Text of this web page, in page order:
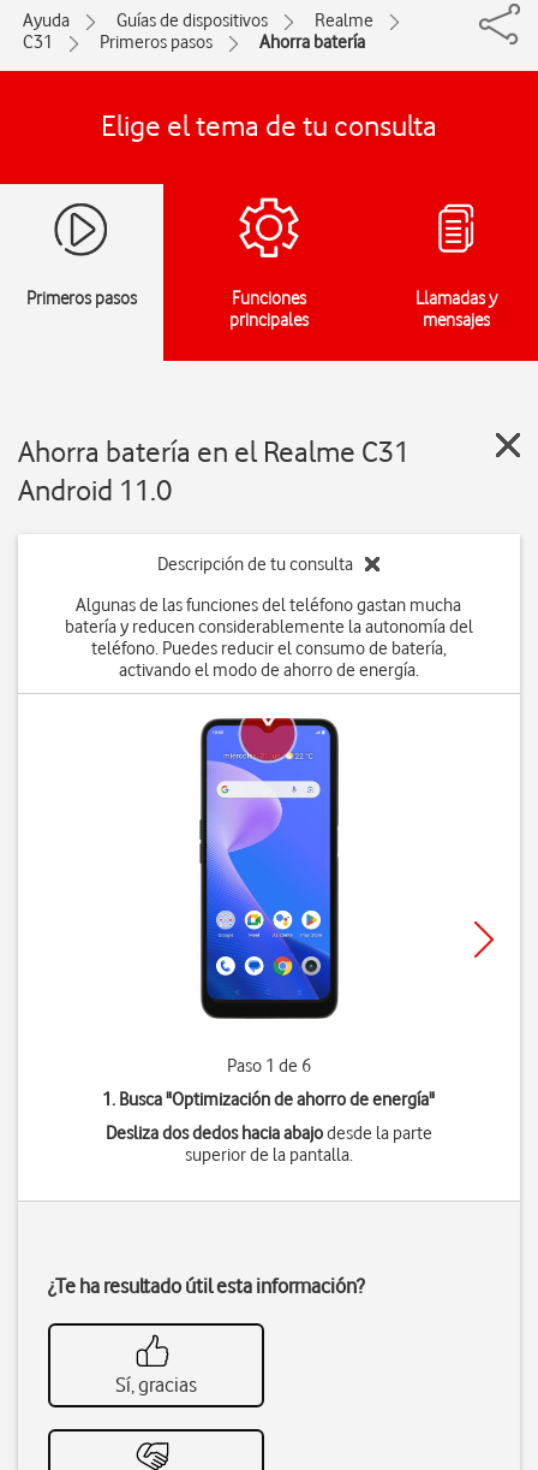
Ayuda Guías de dispositivos
Realme
C31
Primeros pasos Ahorra batería
Elige el tema de tu consulta
Primeros pasos
Funciones
principales
Llamadas y
mensajes
Ahorra batería en el Realme C31
Android 11.0
Descripción de tu consulta
Algunas de las funciones del teléfono gastan mucha
batería y reducen considerablemente la autonomía del
teléfono. Puedes reducir el consumo de batería,
activando el modo de ahorro de energía.
Paso 1 de 6
1. Busca "Optimización de ahorro de energía"
Desliza dos dedos hacia abajodesde la parte
superior de la pantalla.
¿Te ha resultado útil esta información?
Sí, gracias